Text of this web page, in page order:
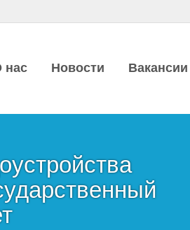
нас Новости Вакансии